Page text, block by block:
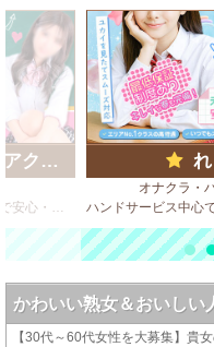
ープ)
ビデオBOX風 店舗型のソフトサービス店で安心・安全・高収入♪
オナクラ・
かわいい熟女＆おいしい